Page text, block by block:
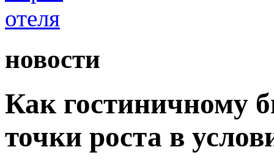
новости
Как гостиничному
точки роста в